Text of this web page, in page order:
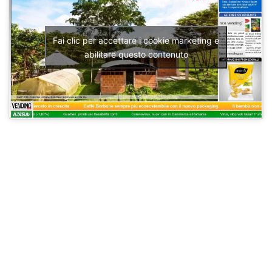
Fai clic per accettare i cookie marketing e
abilitare questo contenuto